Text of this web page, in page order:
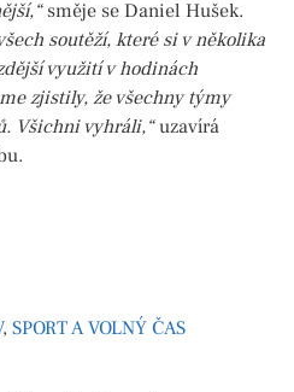
směje se Daniel Hušek.
soutěží, které si v několika
využití v hodinách
zjistily, že všechny týmy
Všichni vyhráli,“uzavírá
, SPORT A VOLNÝ ČAS